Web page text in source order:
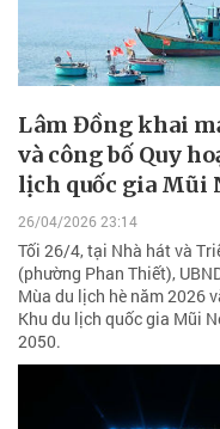
Lâm Đồng khai
và công bố Quy
lịch quốc gia Mũi
26/04/2026 23:14
Tối 26/4, tại Nhà hát và
(phường Phan Thiết),
Mùa du lịch hè năm 2026
Khu du lịch quốc gia Mũi
2050.